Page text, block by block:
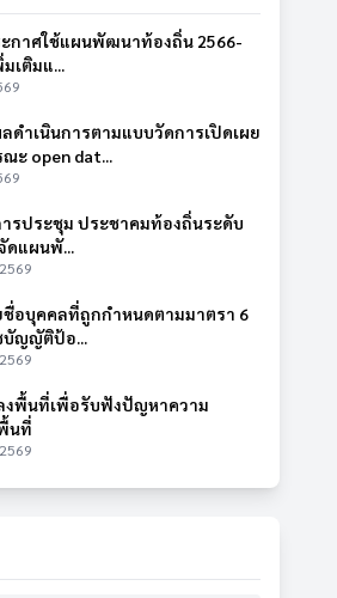
ะกาศใช้แผนพัฒนาท้องถิ่น 2566-
เติมแ...
ดำเนินการตามแบบวัดการเปิดเผย
ะ open dat...
รประชุม ประชาคมท้องถิ่นระดับ
ดแผนพั...
อบุคคลที่ถูกกำหนดตามมาตรา 6
บัญญัติป้อ...
งพื้นที่เพื่อรับฟังปัญหาความ
นที่